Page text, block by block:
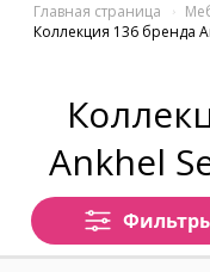
Главная страница
Коллекция 136 бренда
Ankhel